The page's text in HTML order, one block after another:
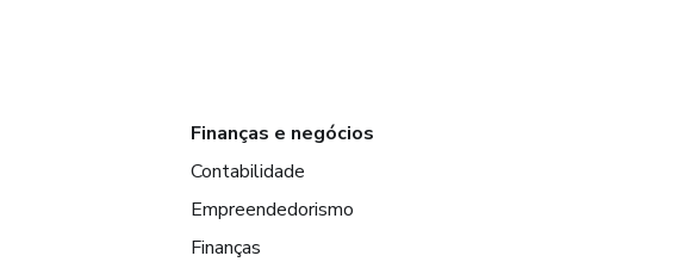
Finanças e negócios
Contabilidade
Empreendedorismo
Finanças